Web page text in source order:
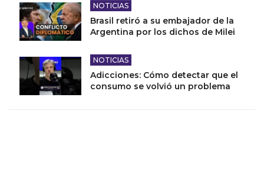
NOTICIAS
Brasil retiró a su embajador de la
Argentina por los dichos de Milei
NOTICIAS
Adicciones: Cómo detectar que el
consumo se volvió un problema